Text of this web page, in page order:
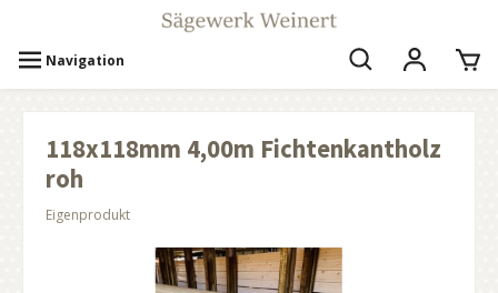
Navigation
118x118mm 4,00m Fichtenkantholz
roh
Eigenprodukt